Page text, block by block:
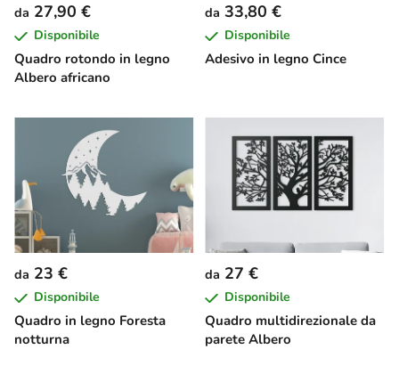
Quadro rotondo in legno
Albero africano
da 27,90 €
Disponibile
Adesivo in legno Cince
da 33,80 €
Disponibile
Quadro in legno Foresta
notturna
da 23 €
Disponibile
Quadro multidirezionale da
parete Albero
da 27 €
Disponibile